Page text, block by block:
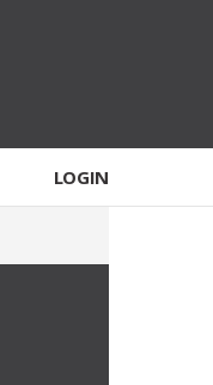
LOGIN